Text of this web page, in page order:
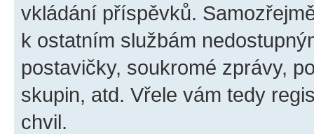
vkládání příspěvků.
k ostatním službám
postavičky, soukromé zprávy,
skupin, atd. Vřele vám tedy
chvil.